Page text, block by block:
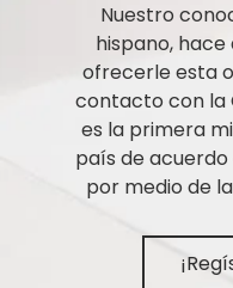
Nuestro
hispano,
ofrecerle esta
contacto con la
es la primera
país de
por medio de